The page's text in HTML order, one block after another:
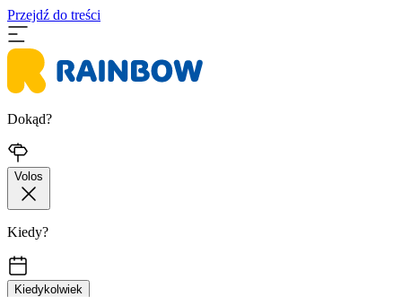
Przejdź do treści
Dokąd?
Volos
Kiedy?
Kiedykolwiek